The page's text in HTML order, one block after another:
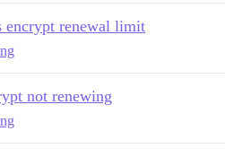
encrypt renewal limit
not renewing